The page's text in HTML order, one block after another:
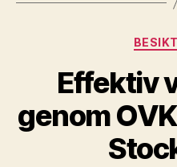
Effektiv
genom